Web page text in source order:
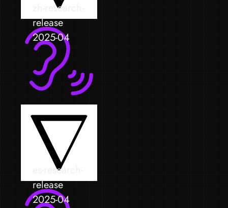
zh-research-
release
2025-04
es-research-
release
2025-04